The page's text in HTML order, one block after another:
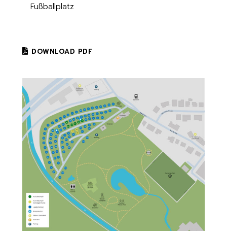
Fußballplatz
DOWNLOAD PDF